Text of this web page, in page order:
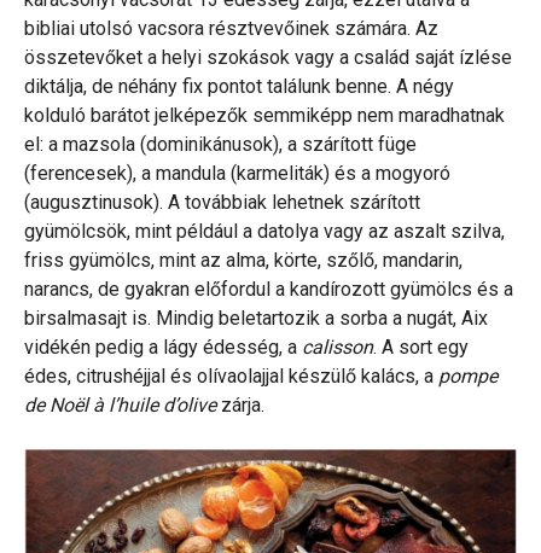
bibliai utolsó vacsora résztvevőinek számára. Az
összetevőket a helyi szokások vagy a család saját ízlése
diktálja, de néhány fix pontot találunk benne. A négy
kolduló barátot jelképezők semmiképp nem maradhatnak
el: a mazsola (dominikánusok), a szárított füge
(ferencesek), a mandula (karmeliták) és a mogyoró
(augusztinusok). A továbbiak lehetnek szárított
gyümölcsök, mint például a datolya vagy az aszalt szilva,
friss gyümölcs, mint az alma, körte, szőlő, mandarin,
narancs, de gyakran előfordul a kandírozott gyümölcs és a
birsalmasajt is. Mindig beletartozik a sorba a nugát, Aix
vidékén pedig a lágy édesség, a calisson. A sort egy
édes, citrushéjjal és olívaolajjal készülő kalács, a pompe
de Noël à l’huile d’olivezárja.